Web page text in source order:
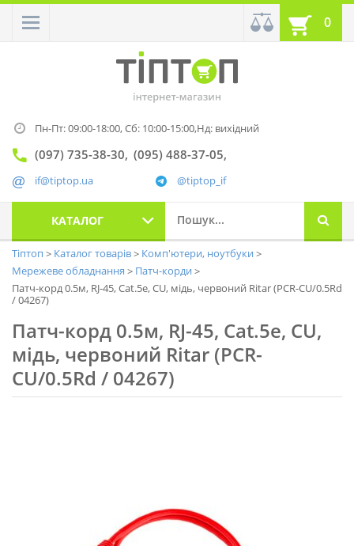
0
Пн-Пт: 09:00-18:00,Сб: 10:00-15:00,Нд: вихідний
(097) 735-38-30 (095) 488-37-05
@tiptop_if
if@tiptop.ua
КАТАЛОГ
Тіптоп Каталог товарів
Комп'ютери, ноутбуки
Мережеве обладнання
Патч-корди
Патч-корд 0.5м, RJ-45, Cat.5e, CU, мідь, червоний Ritar (PCR-CU/0.5Rd
/ 04267)
Патч-корд 0.5м, RJ-45, Cat.5e, CU,
мідь, червоний Ritar (PCR-
CU/0.5Rd / 04267)